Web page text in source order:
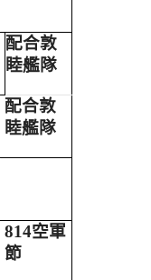
配合敦
睦艦隊
配合敦
睦艦隊
814空軍
節